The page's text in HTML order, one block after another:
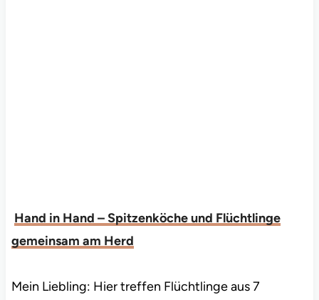
Hand in Hand – Spitzenköche und Flüchtlinge
gemeinsam am Herd
Mein Liebling: Hier treffen Flüchtlinge aus 7